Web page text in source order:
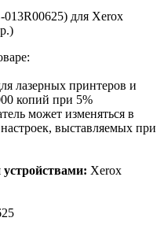
для Xerox
лазерных принтеров и
копий при 5%
может изменяться в
выставляемых при
Xerox